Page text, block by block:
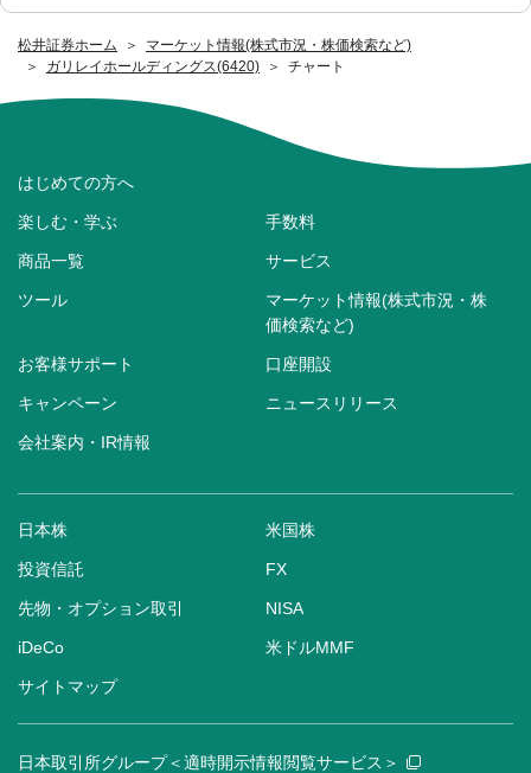
松井証券ホーム
マーケット情報(株式市況・株価検索など)
ガリレイホールディングス(6420)
チャート
はじめての方へ
楽しむ・学ぶ 手数料
商品一覧 サービス
ツール
マーケット情報(株式市況・株
価検索など)
お客様サポート 口座開設
キャンペーン ニュースリリース
会社案内・IR情報
日本株 米国株
投資信託 FX
先物・オプション取引 NISA
iDeCo 米ドルMMF
サイトマップ
日本取引所グループ＜適時開示情報閲覧サービス＞